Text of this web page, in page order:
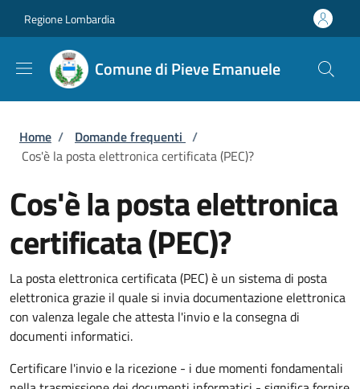
Regione Lombardia
Comune di Pieve Emanuele
Briciole di pane
Home / Domande frequenti /
Cos'è la posta elettronica certificata (PEC)?
Cos'è la posta elettronica
certificata (PEC)?
La posta elettronica certificata (PEC) è un sistema di posta
elettronica grazie il quale si invia documentazione elettronica
con valenza legale che attesta l'invio e la consegna di
documenti informatici.
Certificare l'invio e la ricezione - i due momenti fondamentali